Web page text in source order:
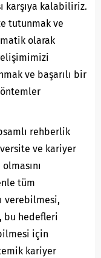
karşıya kalabiliriz.
tutunmak ve
olarak
ve başarılı bir
rehberlik
ve kariyer
tüm
verebilmesi,
bu hedefleri
için
kariyer